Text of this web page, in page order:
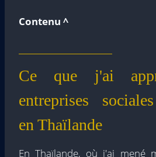
Contenu ^
Ce que j'ai
entreprises
en Thaïlande
En Thaïlande, où j'ai mené